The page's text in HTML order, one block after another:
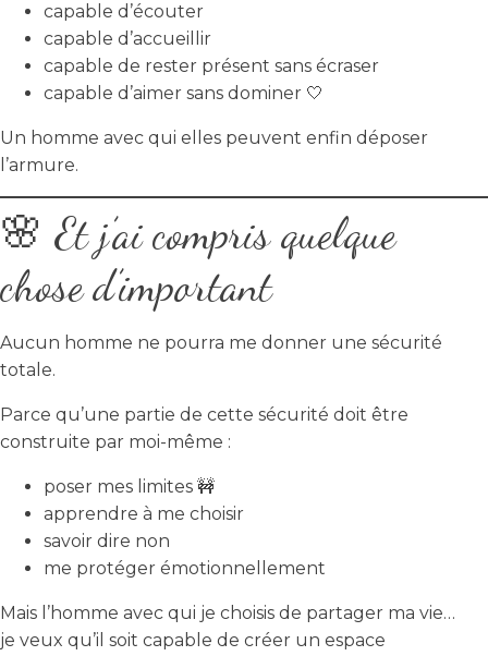
capable d’écouter
capable d’accueillir
capable de rester présent sans écraser
capable d’aimer sans dominer 🤍
Un homme avec qui elles peuvent enfin déposer
l’armure.
🌸 Et j’ai compris quelque
chose d’important
Aucun homme ne pourra me donner une sécurité
totale.
Parce qu’une partie de cette sécurité doit être
construite par moi-même :
poser mes limites 🚧
apprendre à me choisir
savoir dire non
me protéger émotionnellement
Mais l’homme avec qui je choisis de partager ma vie…
je veux qu’il soit capable de créer un espace